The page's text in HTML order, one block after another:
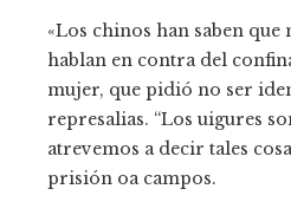
«Los chinos han saben que
hablan en contra del
mujer, que pidió no ser
represalias. “Los uigures
atrevemos a decir tales
prisión oa campos.